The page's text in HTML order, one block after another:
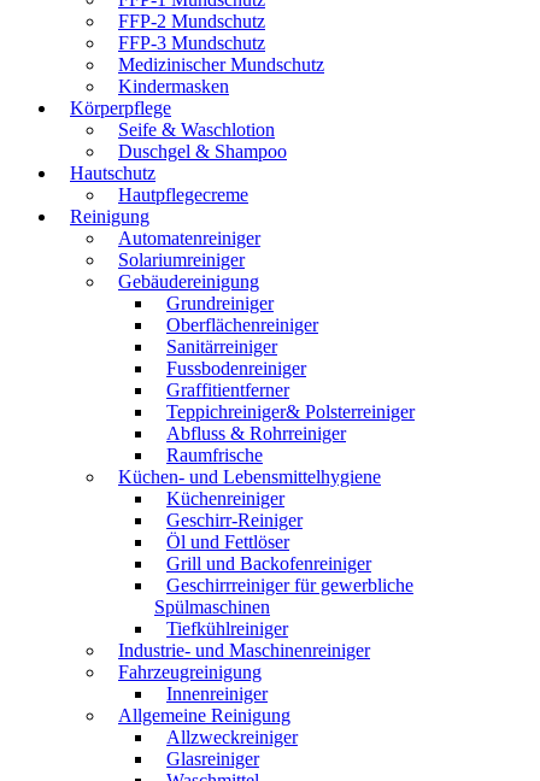
FFP-2 Mundschutz
FFP-3 Mundschutz
Medizinischer Mundschutz
Kindermasken
Körperpflege
Seife & Waschlotion
Duschgel & Shampoo
Hautschutz
Hautpflegecreme
Reinigung
Automatenreiniger
Solariumreiniger
Gebäudereinigung
Grundreiniger
Oberflächenreiniger
Sanitärreiniger
Fussbodenreiniger
Graffitientferner
Teppichreiniger& Polsterreiniger
Abfluss & Rohrreiniger
Raumfrische
Küchen- und Lebensmittelhygiene
Küchenreiniger
Geschirr-Reiniger
Öl und Fettlöser
Grill und Backofenreiniger
Geschirrreiniger für gewerbliche
Spülmaschinen
Tiefkühlreiniger
Industrie- und Maschinenreiniger
Fahrzeugreinigung
Innenreiniger
Allgemeine Reinigung
Allzweckreiniger
Glasreiniger